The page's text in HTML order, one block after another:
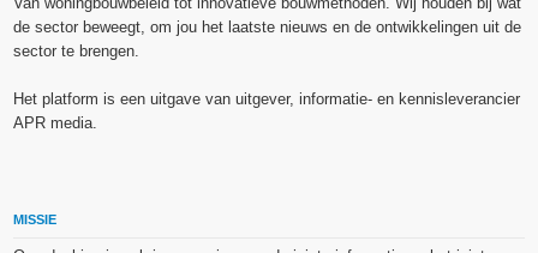
de sector beweegt, om jou het laatste nieuws en de ontwikkelingen uit de
sector te brengen.
Het platform is een uitgave van uitgever, informatie- en kennisleverancier
APR media.
MISSIE